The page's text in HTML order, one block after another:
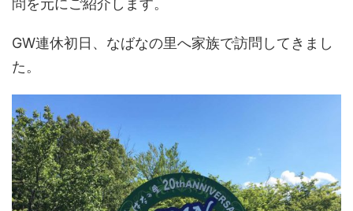
問を元にご紹介します。
GW連休初日、なばなの里へ家族で訪問してきまし
た。